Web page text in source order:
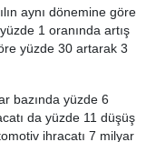
aynı dönemine göre
1 oranında artış
yüzde 30 artarak 3
bazında yüzde 6
da yüzde 11 düşüş
ihracatı 7 milyar